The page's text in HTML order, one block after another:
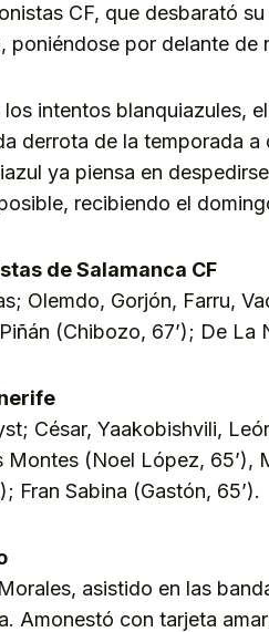
CF, que desbarató
poniéndose por delante de
los intentos blanquiazules,
derrota de la temporada
ya piensa en
recibiendo el
de Salamanca CF
Olemdo, Gorjón, Farru,
(Chibozo, 67’); De La
César, Yaakobishvili,
Montes (Noel López, 65’),
Fran Sabina (Gastón, 65’).
asistido en las
Amonestó con tarjeta